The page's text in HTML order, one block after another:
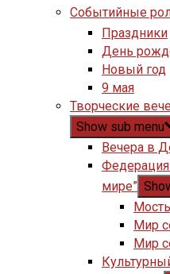
Событийные
Праздники
День
Новый год
9 мая
Творческие
Show sub menu
Вечера в
мире”
Мир
Мир